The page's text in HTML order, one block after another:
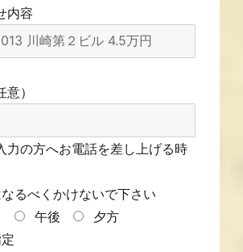
内容
）
力の方へお電話を差し上げる時
るべくかけないで下さい
午後
夕方